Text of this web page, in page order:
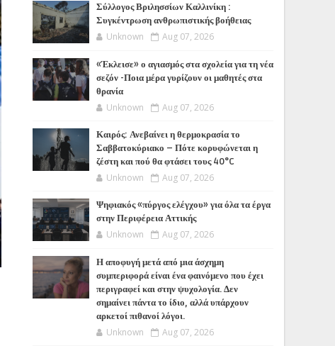
Σύλλογος Βριλησσίων Καλλινίκη :
Συγκέντρωση ανθρωπιστικής βοήθειας
Unknown Aug 07, 2026
«Έκλεισε» ο αγιασμός στα σχολεία για τη νέα
σεζόν -Ποια μέρα γυρίζουν οι μαθητές στα
θρανία
Unknown Aug 07, 2026
Καιρός: Ανεβαίνει η θερμοκρασία το
Σαββατοκύριακο – Πότε κορυφώνεται η
ζέστη και πού θα φτάσει τους 40°C
Unknown Aug 07, 2026
Ψηφιακός «πύργος ελέγχου» για όλα τα έργα
στην Περιφέρεια Αττικής
Unknown Aug 07, 2026
Η αποφυγή μετά από μια άσχημη
συμπεριφορά είναι ένα φαινόμενο που έχει
περιγραφεί και στην ψυχολογία. Δεν
σημαίνει πάντα το ίδιο, αλλά υπάρχουν
αρκετοί πιθανοί λόγοι.
Unknown Aug 07, 2026